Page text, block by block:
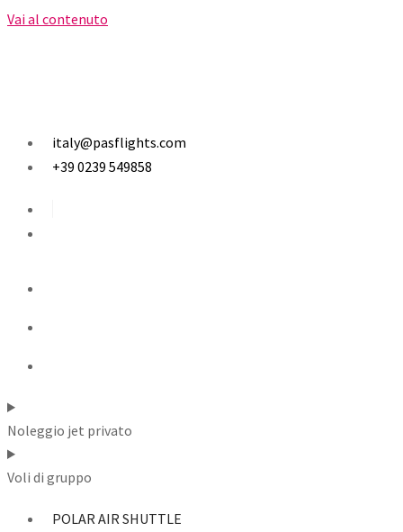
Vai al contenuto
italy@pasflights.com
+39 0239 549858
Noleggio jet privato
Voli di gruppo
POLAR AIR SHUTTLE